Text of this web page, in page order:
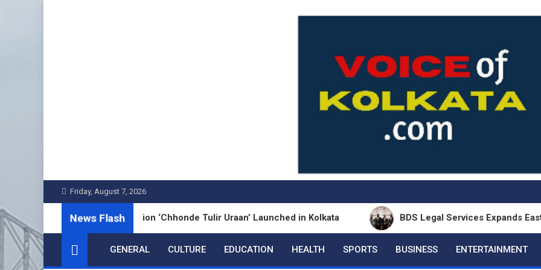
Friday, August 7, 2026
News Flash
Bengali Poetry Collection ‘Chhonde Tulir Uraan’ Launched in Kolkata BDS Legal Services Expands Eastern
GENERAL CULTURE EDUCATION HEALTH SPORTS BUSINESS ENTERTAINMENT